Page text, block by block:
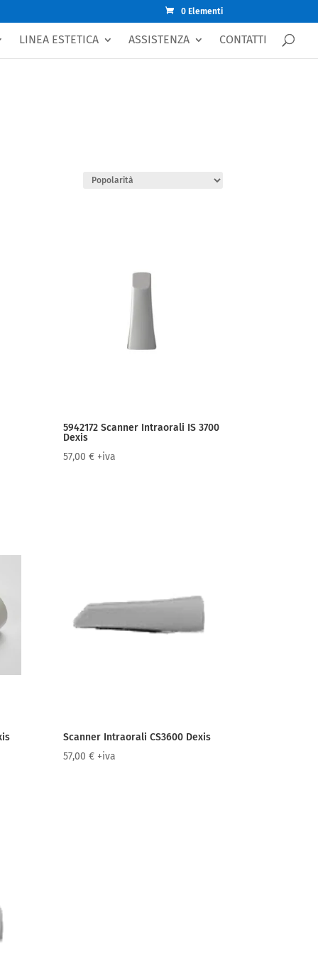
0 Elementi
LINEA ESTETICA ASSISTENZA CONTATTI
5942172 Scanner Intraorali IS 3700
Dexis
57,00€ +iva
Scanner Intraorali CS3600 Dexis
57,00€ +iva